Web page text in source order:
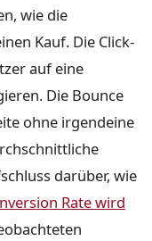
wie die
Kauf. Die Click-
auf eine
Die Bounce
ohne irgendeine
darüber, wie
Rate wird